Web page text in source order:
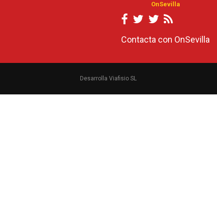
OnSevilla
Contacta con OnSevilla
Desarrolla Viafisio SL